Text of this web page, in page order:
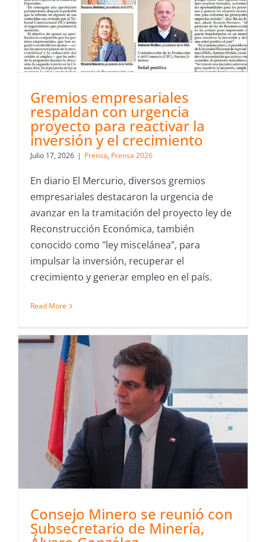
Gremios empresariales
respaldan con urgencia
proyecto para reactivar la
inversión y el crecimiento
Julio 17, 2026 | Prensa, Prensa 2026
En diario El Mercurio, diversos gremios
empresariales destacaron la urgencia de
avanzar en la tramitación del proyecto ley de
Reconstrucción Económica, también
conocido como "ley miscelánea", para
impulsar la inversión, recuperar el
crecimiento y generar empleo en el país.
Read More
Consejo Minero se reunió con
Subsecretario de Minería,